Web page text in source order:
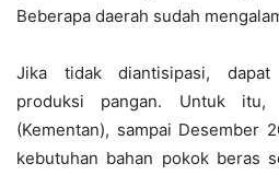
Beberapa daerah sudah
Jika tidak diantisipasi, dapat
produksi pangan. Untuk itu,
(Kementan), sampai Desember
kebutuhan bahan pokok beras